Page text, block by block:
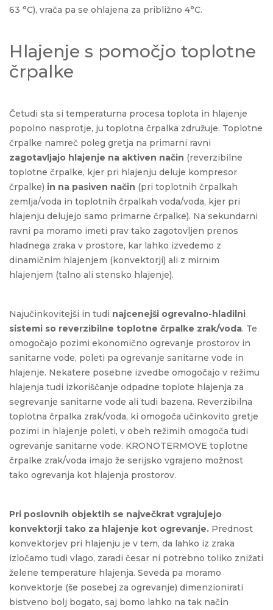
63 °C), vrača pa se ohlajena za približno 4°C.
Hlajenje s pomočjo toplotne
črpalke
Četudi sta si temperaturna procesa toplota in hlajenje
popolno nasprotje, ju toplotna črpalka združuje. Toplotne
črpalke namreč poleg gretja na primarni ravni
zagotavljajo hlajenje na aktiven način (reverzibilne
toplotne črpalke, kjer pri hlajenju deluje kompresor
črpalke) in na pasiven način (pri toplotnih črpalkah
zemlja/voda in toplotnih črpalkah voda/voda, kjer pri
hlajenju delujejo samo primarne črpalke). Na sekundarni
ravni pa moramo imeti prav tako zagotovljen prenos
hladnega zraka v prostore, kar lahko izvedemo z
dinamičnim hlajenjem (konvektorji) ali z mirnim
hlajenjem (talno ali stensko hlajenje).
Najučinkovitejši in tudi najcenejši ogrevalno-hladilni
sistemi so reverzibilne toplotne črpalke zrak/voda. Te
omogočajo pozimi ekonomično ogrevanje prostorov in
sanitarne vode, poleti pa ogrevanje sanitarne vode in
hlajenje. Nekatere posebne izvedbe omogočajo v režimu
hlajenja tudi izkoriščanje odpadne toplote hlajenja za
segrevanje sanitarne vode ali tudi bazena. Reverzibilna
toplotna črpalka zrak/voda, ki omogoča učinkovito gretje
pozimi in hlajenje poleti, v obeh režimih omogoča tudi
ogrevanje sanitarne vode. KRONOTERMOVE toplotne
črpalke zrak/voda imajo že serijsko vgrajeno možnost
tako ogrevanja kot hlajenja prostorov.
Pri poslovnih objektih se največkrat vgrajujejo
konvektorji tako za hlajenje kot ogrevanje. Prednost
konvektorjev pri hlajenju je v tem, da lahko iz zraka
izločamo tudi vlago, zaradi česar ni potrebno toliko znižati
želene temperature hlajenja. Seveda pa moramo
konvektorje (še posebej za ogrevanje) dimenzionirati
bistveno bolj bogato, saj bomo lahko na tak način